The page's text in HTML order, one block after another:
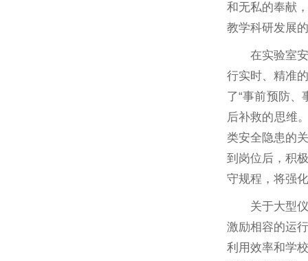
和无私的奉献
教学科研发展
在实验室
行实时、精准
了“事前预防
后补救的思维
类安全隐患的
到岗位后，积
守规程，将强
关于大型
激励相容的运
利用效率和学